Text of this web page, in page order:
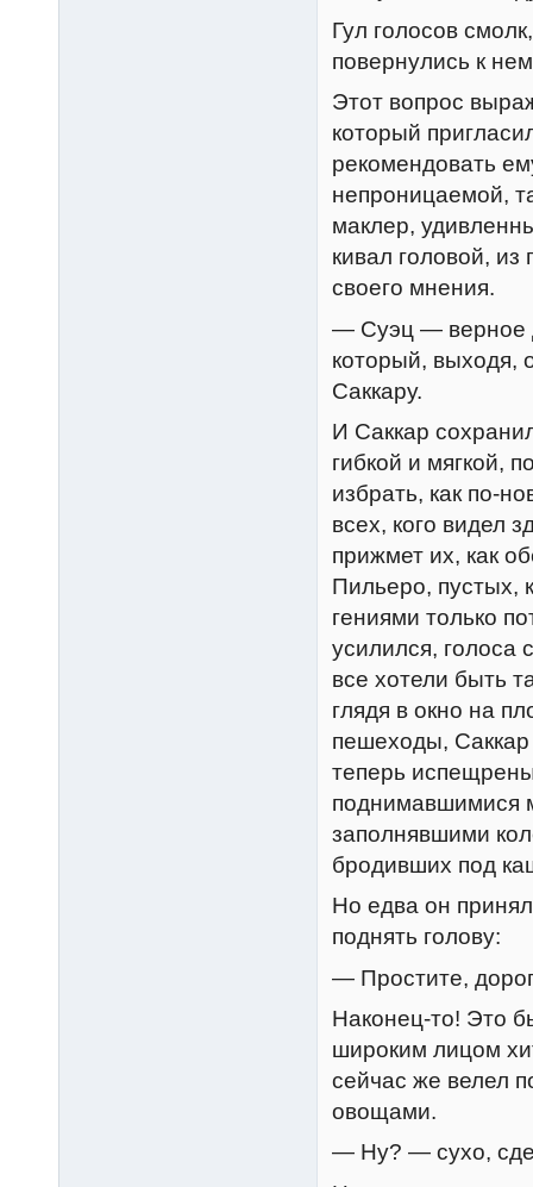
Гул голосов
повернулись к
Этот вопрос
который
рекомендовать
непроницаемой,
маклер,
кивал головой,
своего мнения.
— Суэц — верное
который, выходя,
Саккару.
И Саккар
гибкой и мягкой,
избрать, как по-
всех, кого видел
прижмет их, как
Пильеро, пустых,
гениями только
усилился, голоса
все хотели быть
глядя в окно на
пешеходы,
теперь
поднимавшимися
заполнявшими
бродивших под
Но едва он
поднять голову:
— Простите,
Наконец-то! Это
широким лицом
сейчас же велел
овощами.
— Ну? — сухо,